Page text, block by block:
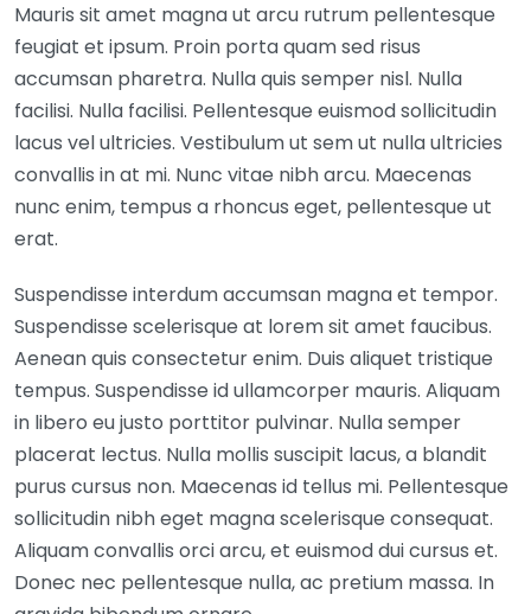
Mauris sit amet magna ut arcu rutrum pellentesque
feugiat et ipsum. Proin porta quam sed risus
accumsan pharetra. Nulla quis semper nisl. Nulla
facilisi. Nulla facilisi. Pellentesque euismod sollicitudin
lacus vel ultricies. Vestibulum ut sem ut nulla ultricies
convallis in at mi. Nunc vitae nibh arcu. Maecenas
nunc enim, tempus a rhoncus eget, pellentesque ut
erat.
Suspendisse interdum accumsan magna et tempor.
Suspendisse scelerisque at lorem sit amet faucibus.
Aenean quis consectetur enim. Duis aliquet tristique
tempus. Suspendisse id ullamcorper mauris. Aliquam
in libero eu justo porttitor pulvinar. Nulla semper
placerat lectus. Nulla mollis suscipit lacus, a blandit
purus cursus non. Maecenas id tellus mi. Pellentesque
sollicitudin nibh eget magna scelerisque consequat.
Aliquam convallis orci arcu, et euismod dui cursus et.
Donec nec pellentesque nulla, ac pretium massa. In